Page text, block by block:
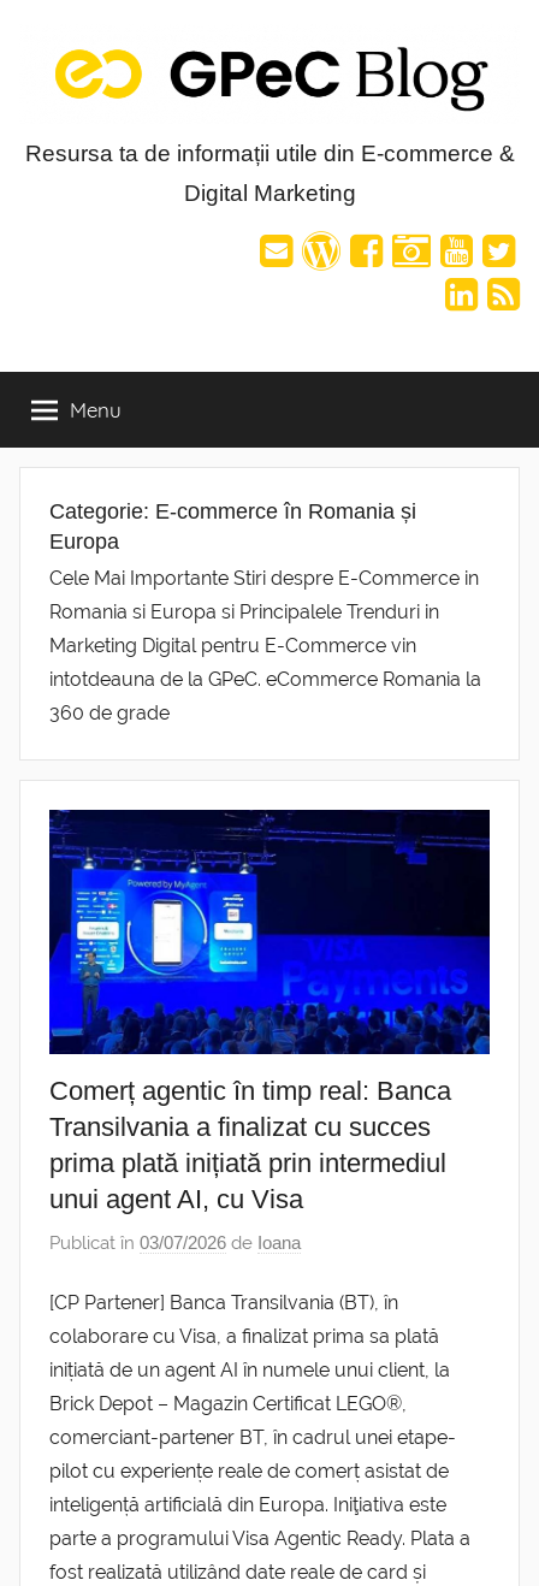
content
Blog-
Resursa ta de informații utile din E-commerce &
Digital Marketing
Menu
Categorie: E-commerce în Romania și
Europa
Cele Mai Importante Stiri despre E-Commerce in
Romania si Europa si Principalele Trenduri in
Marketing Digital pentru E-Commerce vin
intotdeauna de la GPeC. eCommerce Romania la
360 de grade
Comerț agentic în timp real: Banca
Transilvania a finalizat cu succes
prima plată inițiată prin intermediul
unui agent AI, cu Visa
Publicat în 03/07/2026 de Ioana
[CP Partener] Banca Transilvania (BT), în
colaborare cu Visa, a finalizat prima sa plată
inițiată de un agent AI în numele unui client, la
Brick Depot – Magazin Certificat LEGO®,
comerciant-partener BT, în cadrul unei etape-
pilot cu experiențe reale de comerț asistat de
inteligență artificială din Europa. Iniţiativa este
parte a programului Visa Agentic Ready. Plata a
fost realizată utilizând date reale de card și